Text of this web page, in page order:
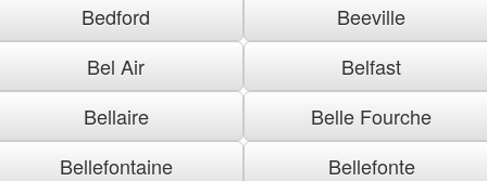
Bedford
Beeville
Bel Air
Belfast
Bellaire
Belle Fourche
Bellefontaine
Bellefonte